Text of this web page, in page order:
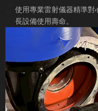
使用專業雷射儀器精準
長設備使用壽命。